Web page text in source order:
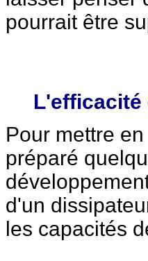
pourrait être
L'efficacité
Pour mettre
préparé
d'un
les capacités